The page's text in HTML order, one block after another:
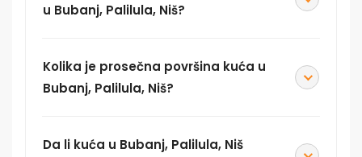
u Bubanj, Palilula, Niš?
Kolika je prosečna površina kuća u
Bubanj, Palilula, Niš?
Da li kuća u Bubanj, Palilula, Niš